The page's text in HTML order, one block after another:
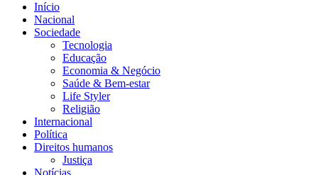
Início
Nacional
Sociedade
Tecnologia
Educação
Economia & Negócio
Saúde & Bem-estar
Life Styler
Religião
Internacional
Política
Direitos humanos
Justiça
Notícias